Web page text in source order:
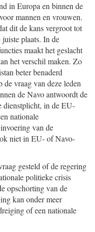
in Europa en binnen de
mannen en vrouwen.
dit de kans vergroot tot
plaats. In de
maakt het geslacht
het verschil maken. Zo
beter benaderd
vraag van deze leden
de Navo antwoordt de
dienstplicht, in de EU-
nationale
van de
niet in EU- of Navo-
gesteld of de regering
politieke crisis
opschorting van de
kan onder meer
of een nationale